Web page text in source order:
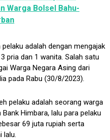
Warga Bolsel Bahu-
adalah dengan mengajak
pria dan 1 wanita. Salah satu
Warga Negara Asing dari
pada Rabu (30/8/2023).
pelaku adalah seorang warga
Himbara, lalu para pelaku
69 juta rupiah serta
lalu.